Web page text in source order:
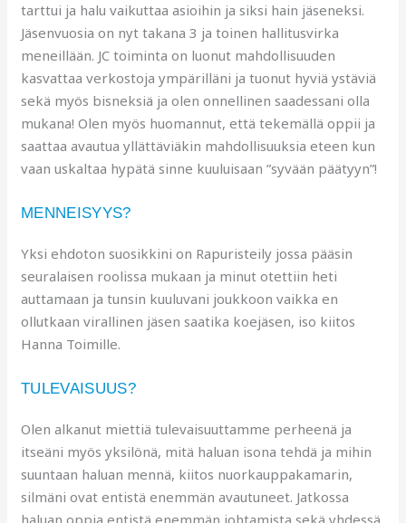
tarttui ja halu vaikuttaa asioihin ja siksi hain jäseneksi.
Jäsenvuosia on nyt takana 3 ja toinen hallitusvirka
meneillään. JC toiminta on luonut mahdollisuuden
kasvattaa verkostoja ympärilläni ja tuonut hyviä ystäviä
sekä myös bisneksiä ja olen onnellinen saadessani olla
mukana! Olen myös huomannut, että tekemällä oppii ja
saattaa avautua yllättäviäkin mahdollisuuksia eteen kun
vaan uskaltaa hypätä sinne kuuluisaan ”syvään päätyyn”!
MENNEISYYS?
Yksi ehdoton suosikkini on Rapuristeily jossa pääsin
seuralaisen roolissa mukaan ja minut otettiin heti
auttamaan ja tunsin kuuluvani joukkoon vaikka en
ollutkaan virallinen jäsen saatika koejäsen, iso kiitos
Hanna Toimille.
TULEVAISUUS?
Olen alkanut miettiä tulevaisuuttamme perheenä ja
itseäni myös yksilönä, mitä haluan isona tehdä ja mihin
suuntaan haluan mennä, kiitos nuorkauppakamarin,
silmäni ovat entistä enemmän avautuneet. Jatkossa
haluan oppia entistä enemmän johtamista sekä yhdessä